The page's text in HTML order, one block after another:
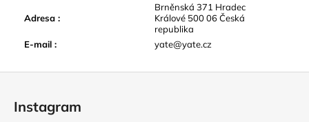
Adresa :
Brněnská 371 Hradec
Králové 500 06 Česká
republika
E-mail : yate@yate.cz
Instagram